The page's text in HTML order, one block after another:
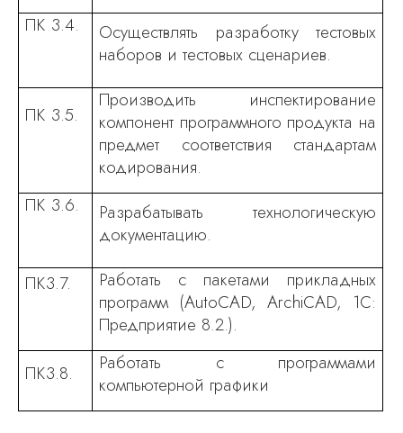
ПК 3.4.
Осуществлять разработку тестовых
наборов и тестовых сценариев.
ПК 3.5.
Производить инспектирование
компонент программного продукта на
предмет соответствия стандартам
кодирования.
ПК 3.6.
Разрабатывать технологическую
документацию.
ПК3.7.
Работать с пакетами прикладных
программ (AutoCAD, ArchiCAD, 1С:
Предприятие 8.2.).
ПК3.8.
Работать с программами
компьютерной графики